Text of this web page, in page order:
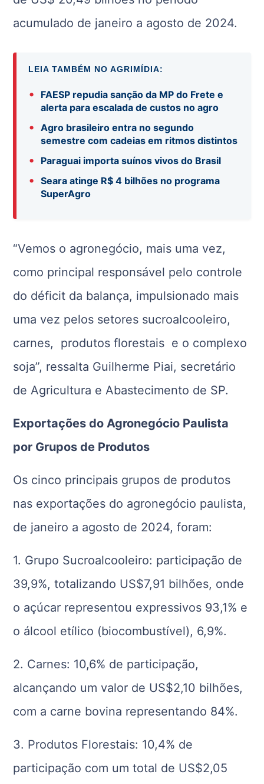
acumulado de janeiro a agosto de 2024.
LEIA TAMBÉM NO AGRIMÍDIA:
•
FAESP repudia sanção da MP do Frete e
alerta para escalada de custos no agro
•
Agro brasileiro entra no segundo
semestre com cadeias em ritmos distintos
• Paraguai importa suínos vivos do Brasil
•
Seara atinge R$ 4 bilhões no programa
SuperAgro
“Vemos o agronegócio, mais uma vez,
como principal responsável pelo controle
do déficit da balança, impulsionado mais
uma vez pelos setores sucroalcooleiro,
carnes, produtos florestais e o complexo
soja”, ressalta Guilherme Piai, secretário
de Agricultura e Abastecimento de SP.
Exportações do Agronegócio Paulista
por Grupos de Produtos
Os cinco principais grupos de produtos
nas exportações do agronegócio paulista,
de janeiro a agosto de 2024, foram:
1. Grupo Sucroalcooleiro: participação de
39,9%, totalizando US$7,91 bilhões, onde
o açúcar representou expressivos 93,1% e
o álcool etílico (biocombustível), 6,9%.
2. Carnes: 10,6% de participação,
alcançando um valor de US$2,10 bilhões,
com a carne bovina representando 84%.
3. Produtos Florestais: 10,4% de
participação com um total de US$2,05